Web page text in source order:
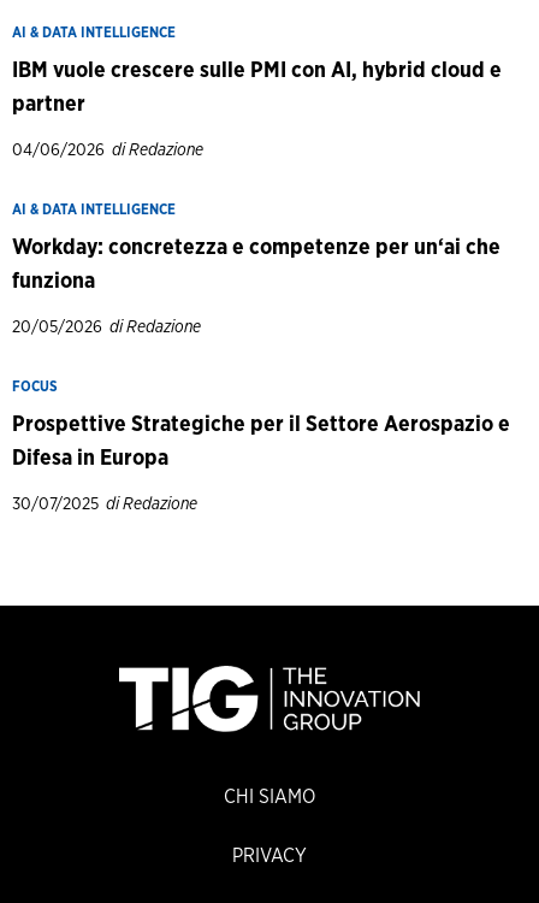
AI & DATA INTELLIGENCE
IBM vuole crescere sulle PMI con AI, hybrid cloud e
partner
04/06/2026 di Redazione
AI & DATA INTELLIGENCE
Workday: concretezza e competenze per un‘ai che
funziona
20/05/2026 di Redazione
FOCUS
Prospettive Strategiche per il Settore Aerospazio e
Difesa in Europa
30/07/2025 di Redazione
CHI SIAMO
PRIVACY